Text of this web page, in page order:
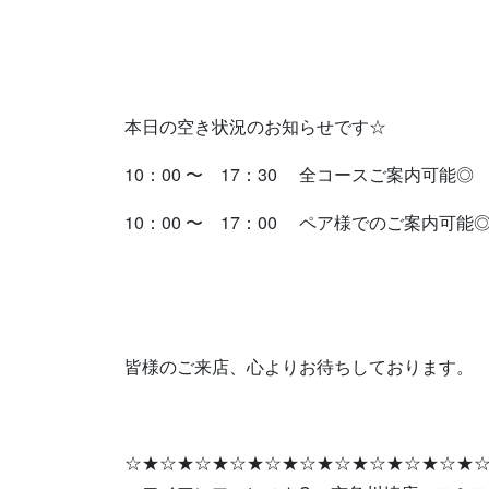
本日の空き状況のお知らせです☆
10：00 〜 17：30 全コースご案内可能◎
10：00 〜 17：00 ペア様でのご案内可能
皆様のご来店、心よりお待ちしております。